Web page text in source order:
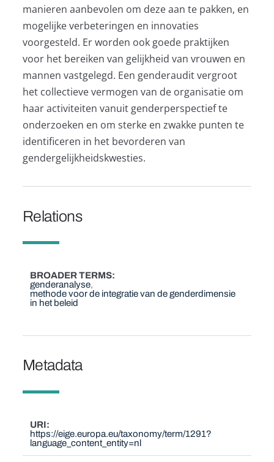
manieren aanbevolen om deze aan te pakken, en
mogelijke verbeteringen en innovaties
voorgesteld. Er worden ook goede praktijken
voor het bereiken van gelijkheid van vrouwen en
mannen vastgelegd. Een genderaudit vergroot
het collectieve vermogen van de organisatie om
haar activiteiten vanuit genderperspectief te
onderzoeken en om sterke en zwakke punten te
identificeren in het bevorderen van
gendergelijkheidskwesties.
Relations
BROADER TERMS
genderanalyse
methode voor de integratie van de genderdimensie
in het beleid
Metadata
URI
https://eige.europa.eu/taxonomy/term/1291?
language_content_entity=nl